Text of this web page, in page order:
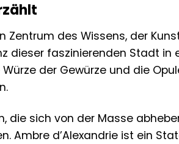
des Wissens, der
dieser faszinierenden Stadt in
der Gewürze und die
die sich von der Masse
Ambre d’Alexandrie ist ein